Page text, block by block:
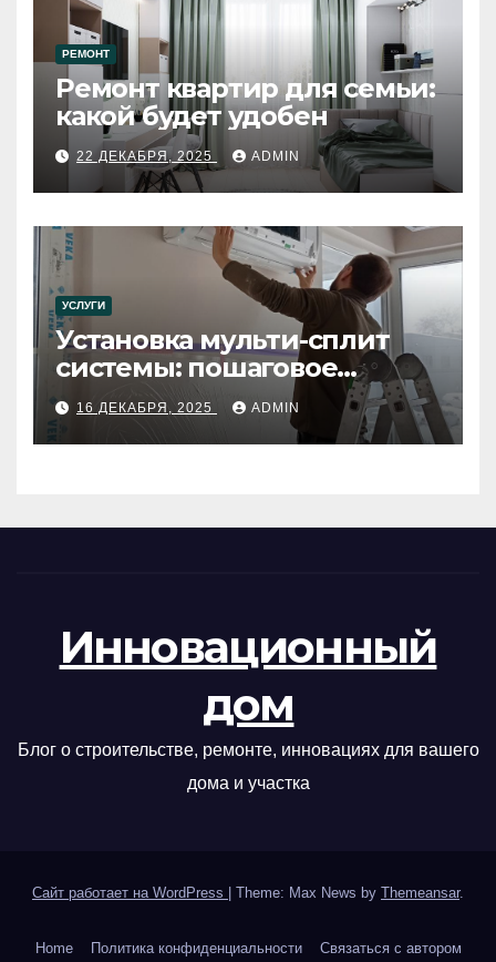
РЕМОНТ
Ремонт квартир для семьи:
какой будет удобен
22 ДЕКАБРЯ, 2025 ADMIN
УСЛУГИ
Установка мульти-сплит
системы: пошаговое
руководство
16 ДЕКАБРЯ, 2025 ADMIN
Инновационный
дом
Блог о строительстве, ремонте, инновациях для вашего
дома и участка
Сайт работает на WordPress Theme: Max News by Themeansar.
Home Политика конфиденциальности Связаться с автором